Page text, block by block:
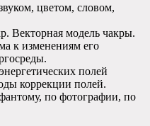
цветом, словом,
Векторная модель чакры.
к изменениям его
полей
коррекции полей.
по фотографии, по